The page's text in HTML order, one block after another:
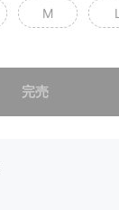
M L
完売